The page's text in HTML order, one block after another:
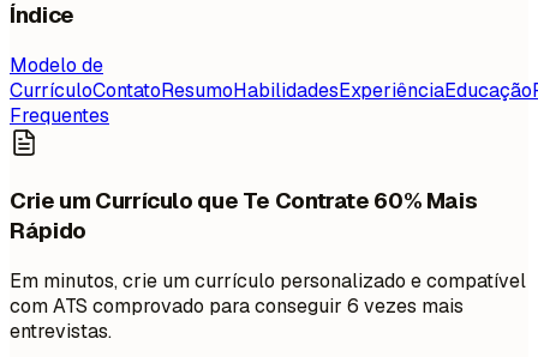
Índice
Modelo de
CurrículoContatoResumoHabilidadesExperiênciaEducação
Frequentes
Crie um Currículo que Te Contrate 60% Mais
Rápido
Em minutos, crie um currículo personalizado e compatível
com ATS comprovado para conseguir 6 vezes mais
entrevistas.